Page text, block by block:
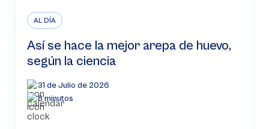
AL DÍA
Así se hace la mejor arepa de huevo,
según la ciencia
31 de Julio de 2026
8 minutos